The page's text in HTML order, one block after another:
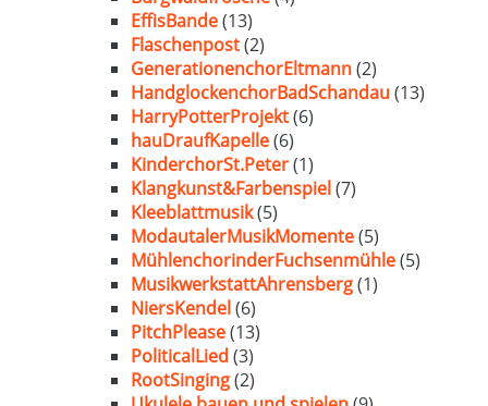
EffisBande(13)
Flaschenpost(2)
GenerationenchorEltmann(2)
HandglockenchorBadSchandau(13)
HarryPotterProjekt(6)
hauDraufKapelle(6)
KinderchorSt.Peter(1)
Klangkunst&Farbenspiel(7)
Kleeblattmusik(5)
ModautalerMusikMomente(5)
MühlenchorinderFuchsenmühle(5)
MusikwerkstattAhrensberg(1)
NiersKendel(6)
PitchPlease(13)
PoliticalLied (3)
RootSinging(2)